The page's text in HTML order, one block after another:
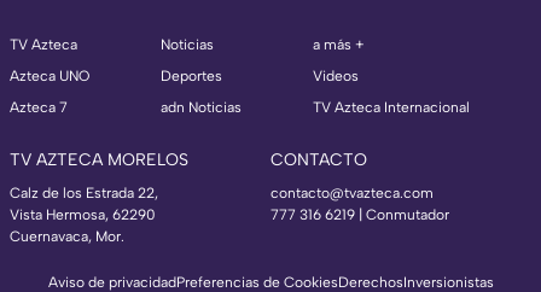
TV Azteca
Azteca UNO
Azteca 7
Noticias
Deportes
adn Noticias
a más +
Videos
TV Azteca Internacional
TV AZTECA MORELOS
Calz de los Estrada 22,
Vista Hermosa, 62290
Cuernavaca, Mor.
CONTACTO
contacto@tvazteca.com
777 316 6219 | Conmutador
Aviso de privacidadPreferencias de CookiesDerechosInversionistas